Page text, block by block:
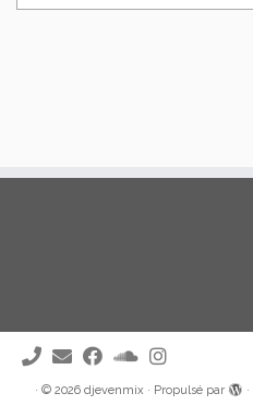
· © 2026 djevenmix · Propulsé par ·